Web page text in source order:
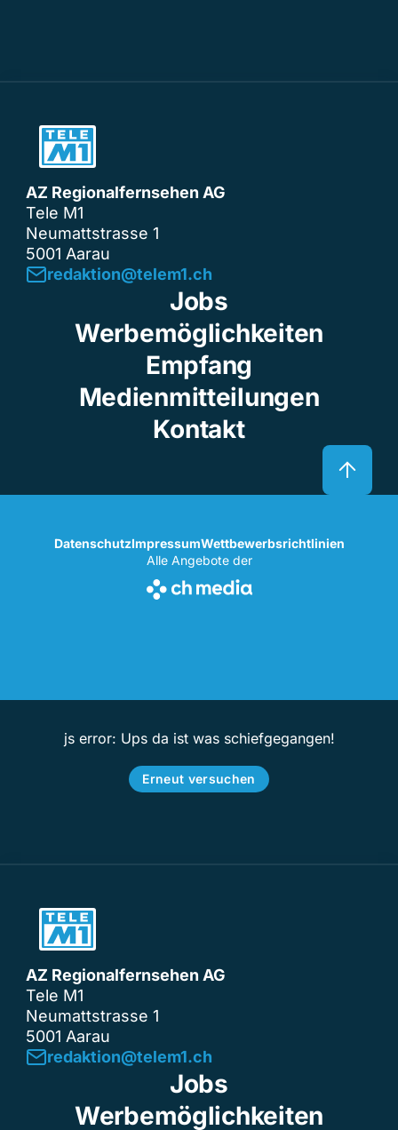
AZ Regionalfernsehen AG
Tele M1
Neumattstrasse 1
5001 Aarau
redaktion@telem1.ch
Jobs
Werbemöglichkeiten
Empfang
Medienmitteilungen
Kontakt
DatenschutzImpressumWettbewerbsrichtlinien
Alle Angebote der
js error: Ups da ist was schiefgegangen!
Erneut versuchen
AZ Regionalfernsehen AG
Tele M1
Neumattstrasse 1
5001 Aarau
redaktion@telem1.ch
Jobs
Werbemöglichkeiten